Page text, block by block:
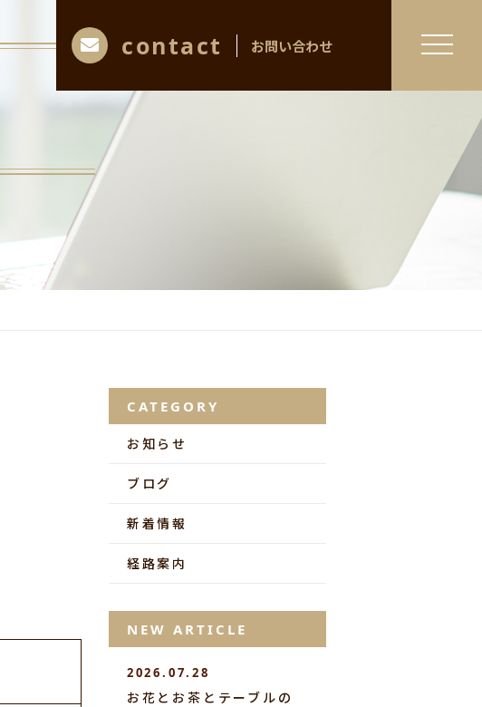
contact お問い合わせ
CATEGORY
お知らせ
ブログ
新着情報
経路案内
NEW ARTICLE
2026.07.28
お花とお茶とテーブルの